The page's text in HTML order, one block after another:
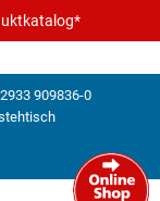
909836-0